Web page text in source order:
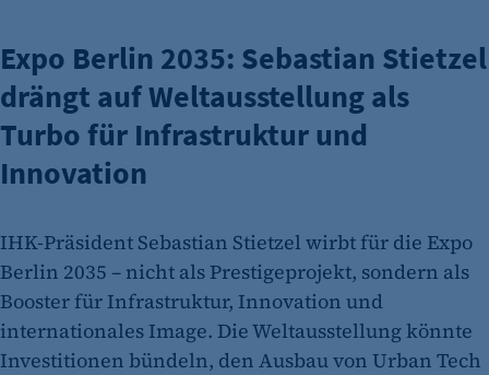
Expo Berlin 2035: Sebastian Stietzel
drängt auf Weltausstellung als
Turbo für Infrastruktur und
Innovation
IHK-Präsident Sebastian Stietzel wirbt für die Expo
Berlin 2035 – nicht als Prestigeprojekt, sondern als
Booster für Infrastruktur, Innovation und
internationales Image. Die Weltausstellung könnte
Investitionen bündeln, den Ausbau von Urban Tech